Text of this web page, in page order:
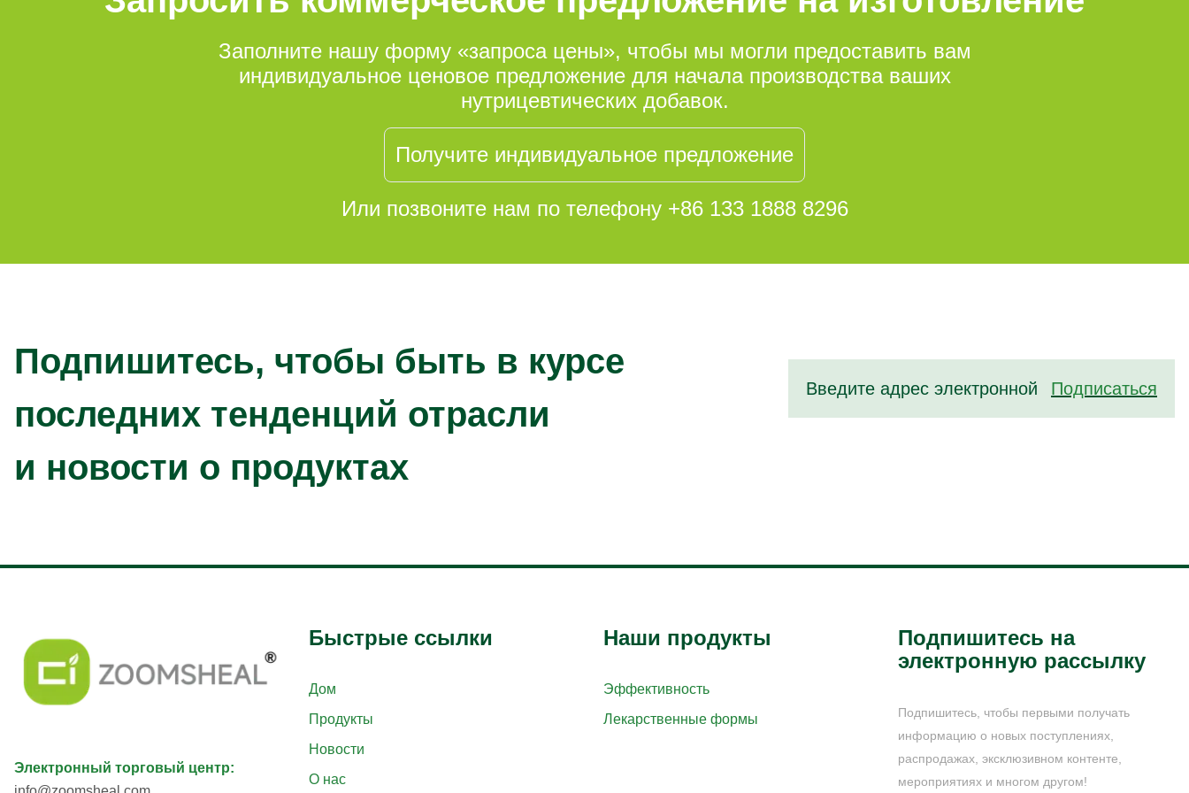
Заполните нашу форму «запроса цены», чтобы мы могли предоставить вам
индивидуальное ценовое предложение для начала производства ваших
нутрицевтических добавок.
Получите индивидуальное предложение
Или позвоните нам по телефону +86 133 1888 8296
Подпишитесь, чтобы быть в курсе
последних тенденций отрасли
и новости о продуктах
Подписаться
Электронный торговый центр:
Быстрые ссылки
Дом
Продукты
Новости
О нас
Наши продукты
Эффективность
Лекарственные формы
Подпишитесь на
электронную рассылку
Подпишитесь, чтобы первыми получать
информацию о новых поступлениях,
распродажах, эксклюзивном контенте,
мероприятиях и многом другом!